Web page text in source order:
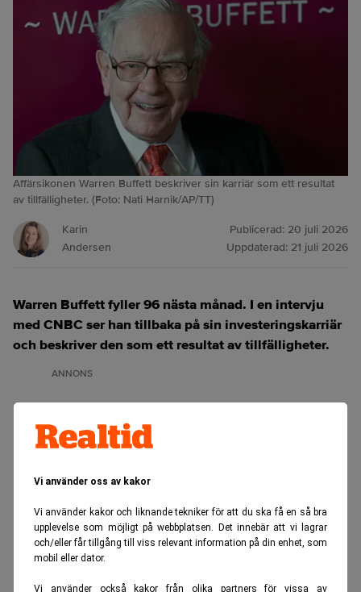
Vi använder oss av kakor
Vi använder kakor och liknande tekniker för att du ska få en så bra
upplevelse som möjligt på webbplatsen. Det innebär att vi lagrar
och/eller får tillgång till viss relevant information på din enhet, som
mobil eller dator.
Vi använder också kakor från olika partners för vissa av
Affärsikonen Warren Buffett beskriver sin karriär som ett resultat
av tillfälligheter. (Foto: Nati Harnik/AP/TT)
Karin
Andersen
Publicerad: 20 juli 2026
Uppdaterad: 21 juli 2026
Warren Buffett fyller 96 nästa månad. I en intervju
med CNBC ser han tillbaka på sin investeringskarriär
och beskriver den som ett resultat av tillfälligheter.
ANNONS